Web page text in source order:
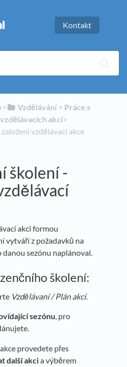
Kontakt
​>​ ​Vzdělávání​ > ​ ​Práce s
akcí​>​
vzdělávací akce
školení -
akci formou
vytváří z požadavků na
danou sezónu naplánoval.
školení:
Vzdělávaní / Plán akcí.
sezónu, pro
provedete přes
další akcia výběrem